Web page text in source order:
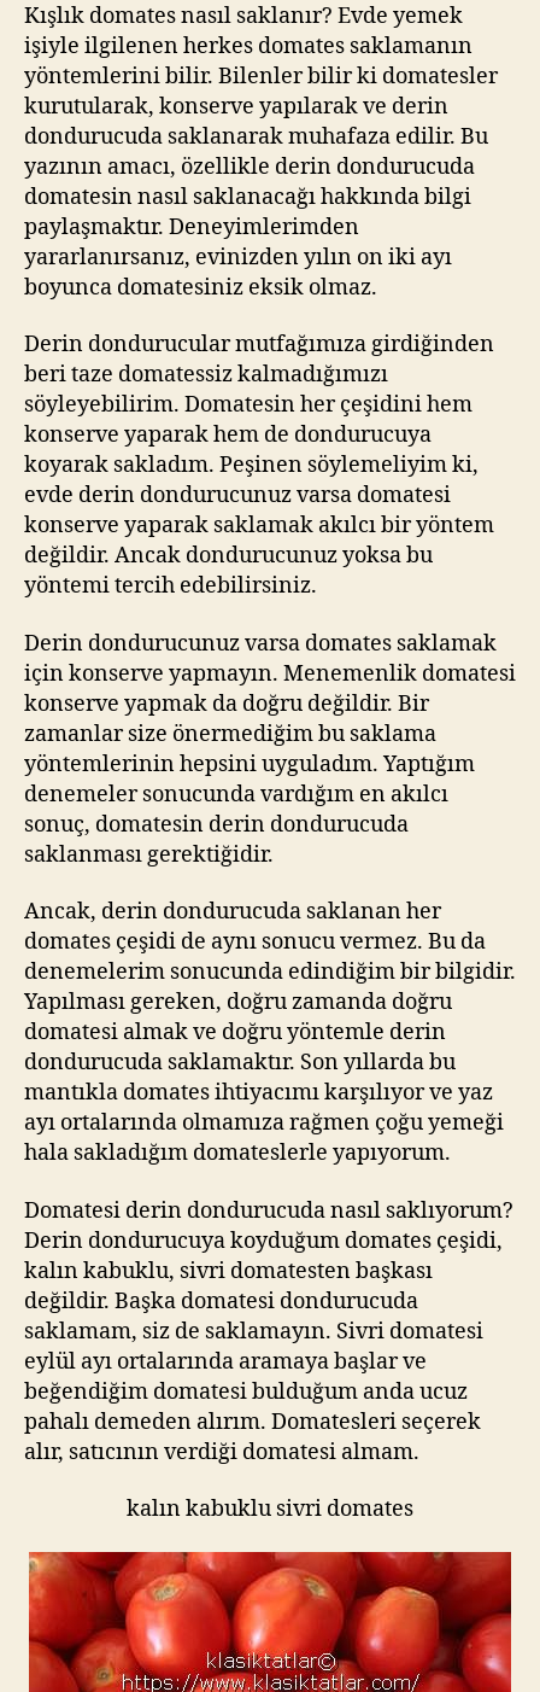
Kışlık domates nasıl saklanır? Evde yemek
işiyle ilgilenen herkes domates saklamanın
yöntemlerini bilir. Bilenler bilir ki domatesler
kurutularak, konserve yapılarak ve derin
dondurucuda saklanarak muhafaza edilir. Bu
yazının amacı, özellikle derin dondurucuda
domatesin nasıl saklanacağı hakkında bilgi
paylaşmaktır. Deneyimlerimden
yararlanırsanız, evinizden yılın on iki ayı
boyunca domatesiniz eksik olmaz.
Derin dondurucular mutfağımıza girdiğinden
beri taze domatessiz kalmadığımızı
söyleyebilirim. Domatesin her çeşidini hem
konserve yaparak hem de dondurucuya
koyarak sakladım. Peşinen söylemeliyim ki,
evde derin dondurucunuz varsa domatesi
konserve yaparak saklamak akılcı bir yöntem
değildir. Ancak dondurucunuz yoksa bu
yöntemi tercih edebilirsiniz.
Derin dondurucunuz varsa domates saklamak
için konserve yapmayın. Menemenlik domatesi
konserve yapmak da doğru değildir. Bir
zamanlar size önermediğim bu saklama
yöntemlerinin hepsini uyguladım. Yaptığım
denemeler sonucunda vardığım en akılcı
sonuç, domatesin derin dondurucuda
saklanması gerektiğidir.
Ancak, derin dondurucuda saklanan her
domates çeşidi de aynı sonucu vermez. Bu da
denemelerim sonucunda edindiğim bir bilgidir.
Yapılması gereken, doğru zamanda doğru
domatesi almak ve doğru yöntemle derin
dondurucuda saklamaktır. Son yıllarda bu
mantıkla domates ihtiyacımı karşılıyor ve yaz
ayı ortalarında olmamıza rağmen çoğu yemeği
hala sakladığım domateslerle yapıyorum.
Domatesi derin dondurucuda nasıl saklıyorum?
Derin dondurucuya koyduğum domates çeşidi,
kalın kabuklu, sivri domatesten başkası
değildir. Başka domatesi dondurucuda
saklamam, siz de saklamayın. Sivri domatesi
eylül ayı ortalarında aramaya başlar ve
beğendiğim domatesi bulduğum anda ucuz
pahalı demeden alırım. Domatesleri seçerek
alır, satıcının verdiği domatesi almam.
kalın kabuklu sivri domates